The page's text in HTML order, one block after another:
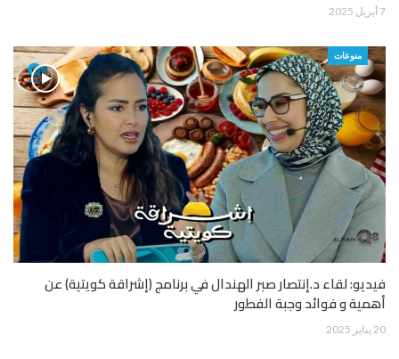
7 أبريل 2025
منوعات
فيديو: لقاء د.إنتصار صبر الهندال في برنامج (إشراقة كويتية) عن
أهمية و فوائد وجبة الفطور
20 يناير 2025